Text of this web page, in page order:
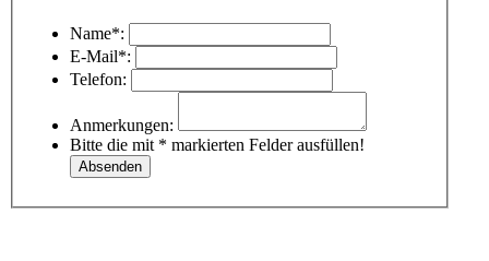
Name*:
E-Mail*:
Telefon:
Anmerkungen:
Bitte die mit * markierten Felder ausfüllen!